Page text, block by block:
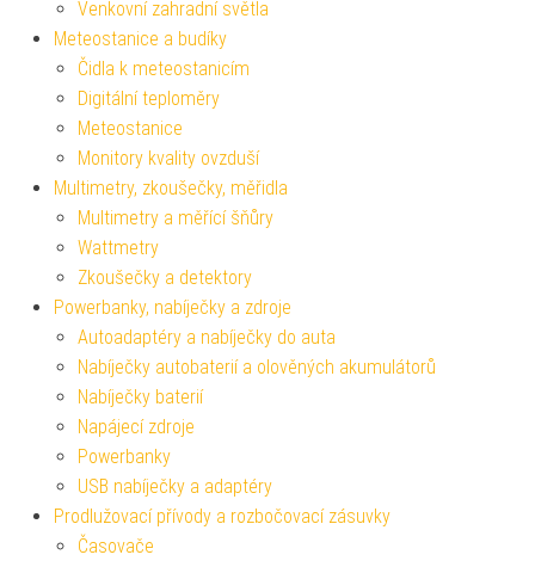
Venkovní zahradní světla
Meteostanice a budíky
Čidla k meteostanicím
Digitální teploměry
Meteostanice
Monitory kvality ovzduší
Multimetry, zkoušečky, měřidla
Multimetry a měřící šňůry
Wattmetry
Zkoušečky a detektory
Powerbanky, nabíječky a zdroje
Autoadaptéry a nabíječky do auta
Nabíječky autobaterií a olověných akumulátorů
Nabíječky baterií
Napájecí zdroje
Powerbanky
USB nabíječky a adaptéry
Prodlužovací přívody a rozbočovací zásuvky
Časovače